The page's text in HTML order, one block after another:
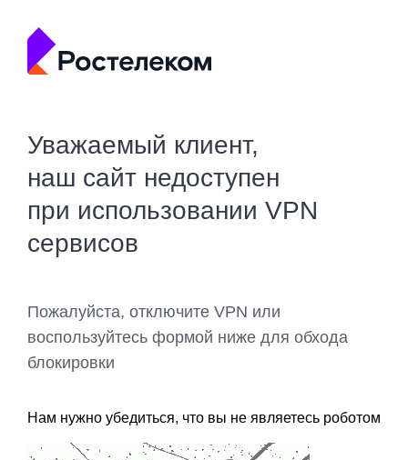
Уважаемый клиент,
наш сайт недоступен
при использовании VPN
сервисов
Пожалуйста, отключите VPN или
воспользуйтесь формой ниже для обхода
блокировки
Нам нужно убедиться, что вы не являетесь роботом